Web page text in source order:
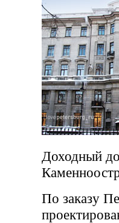
Доходный
По заказу